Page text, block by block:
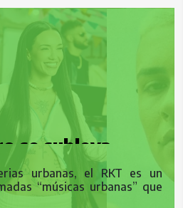
se subleva
urbanas, el RKT es un
“músicas urbanas” que